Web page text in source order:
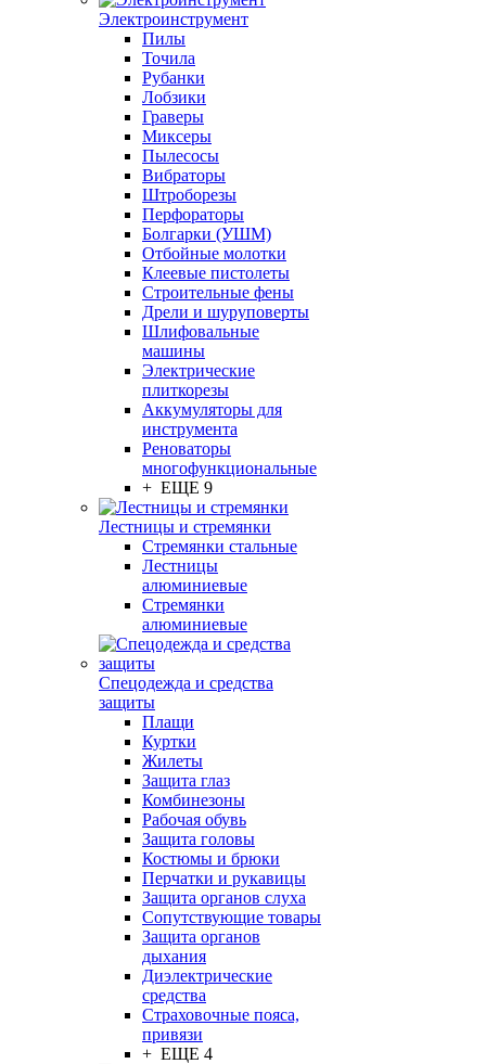
Электроинструмент
Пилы
Точила
Рубанки
Лобзики
Граверы
Миксеры
Пылесосы
Вибраторы
Штроборезы
Перфораторы
Болгарки (УШМ)
Отбойные молотки
Клеевые пистолеты
Строительные фены
Дрели и шуруповерты
Шлифовальные
машины
Электрические
плиткорезы
Аккумуляторы для
инструмента
Реноваторы
многофункциональные
+ ЕЩЕ 9
Лестницы и стремянки
Стремянки стальные
Лестницы
алюминиевые
Стремянки
алюминиевые
Спецодежда и средства
защиты
Плащи
Куртки
Жилеты
Защита глаз
Комбинезоны
Рабочая обувь
Защита головы
Костюмы и брюки
Перчатки и рукавицы
Защита органов слуха
Сопутствующие товары
Защита органов
дыхания
Диэлектрические
средства
Страховочные пояса,
привязи
+ ЕЩЕ 4